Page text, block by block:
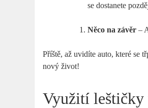
se dostanete
Něco na závěr –
Příště, až uvidíte auto, které se
nový život!
Využití leštičky